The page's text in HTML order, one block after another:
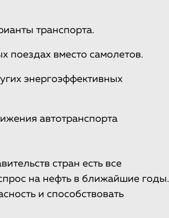
транспорта.
поездах вместо самолетов.
энергоэффективных
автотранспорта
стран есть все
на нефть в ближайшие годы.
и способствовать